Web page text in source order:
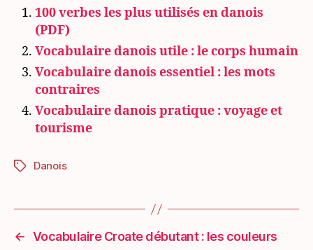
100 verbes les plus utilisés en danois
(PDF)
Vocabulaire danois utile : le corps humain
Vocabulaire danois essentiel : les mots
contraires
Vocabulaire danois pratique : voyage et
tourisme
Étiquettes
Danois
← Vocabulaire Croate débutant : les couleurs